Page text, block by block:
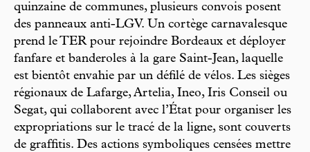
quinzaine de communes, plusieurs convois posent
des panneaux anti-LGV. Un cortège carnavalesque
prend le TER pour rejoindre Bordeaux et déployer
fanfare et banderoles à la gare Saint-Jean, laquelle
est bientôt envahie par un défilé de vélos. Les sièges
régionaux de Lafarge, Artelia, Ineo, Iris Conseil ou
Segat, qui collaborent avec l’État pour organiser les
expropriations sur le tracé de la ligne, sont couverts
de graffitis. Des actions symboliques censées mettre